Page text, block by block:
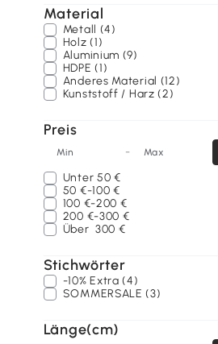
Material
Metall (4)
Holz (1)
Aluminium (9)
HDPE (1)
Anderes Material (12)
Kunststoff / Harz (2)
Preis
Min - Max
Unter 50 €
50 €-100 €
100 €-200 €
200 €-300 €
Über 300 €
Stichwörter
-10% Extra (4)
SOMMERSALE (3)
Länge(cm)